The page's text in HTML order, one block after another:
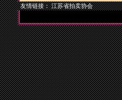
友情链接：江苏省拍卖协会